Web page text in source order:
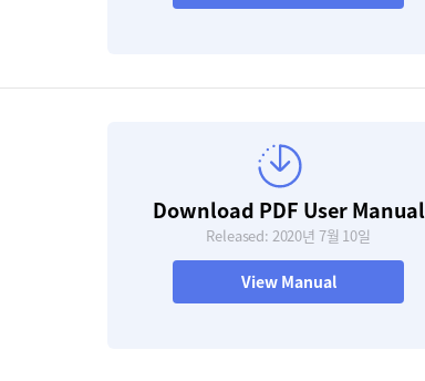
Download PDF User Manual
Released: 2020년 7월 10일
View Manual